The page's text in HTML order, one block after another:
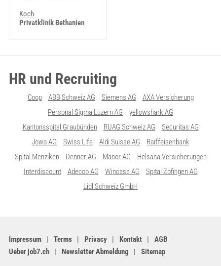
Koch
Privatklinik Bethanien
HR und Recruiting
Coop ABB Schweiz AG Siemens AG
AXA Versicherung
Personal Sigma Luzern AG
yellowshark AG
Kantonsspital Graubünden
RUAG Schweiz AG
Securitas AG
Jowa AG
Swiss Life Aldi Suisse AG
Raiffeisenbank
Spital Menziken
Denner AG Manor AG
Helsana Versicherungen
Interdiscount
Adecco AG Wincasa AG
Spital Zofingen AG
Lidl Schweiz GmbH
Impressum Terms Privacy Kontakt
AGB
Ueber job7.ch
Newsletter Abmeldung Sitemap